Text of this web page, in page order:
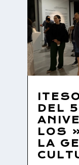
DEL
LOS
LA